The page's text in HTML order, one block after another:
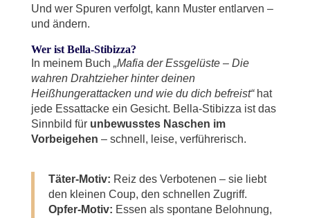
Und wer Spuren verfolgt, kann Muster entlarven –
und ändern.
Wer ist Bella-Stibizza?
In meinem Buch „Mafia der Essgelüste – Die
wahren Drahtzieher hinter deinen
Heißhungerattacken und wie du dich befreist“hat
jede Essattacke ein Gesicht. Bella-Stibizza ist das
Sinnbild für unbewusstes Naschen im
Vorbeigehen – schnell, leise, verführerisch.
Täter-Motiv: Reiz des Verbotenen – sie liebt
den kleinen Coup, den schnellen Zugriff.
Opfer-Motiv: Essen als spontane Belohnung,